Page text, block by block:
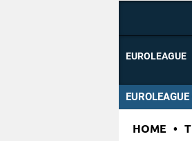
EUROLEAGUE
HOME •